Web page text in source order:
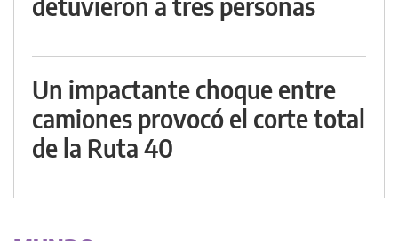
Un impactante choque entre
camiones provocó el corte total
de la Ruta 40